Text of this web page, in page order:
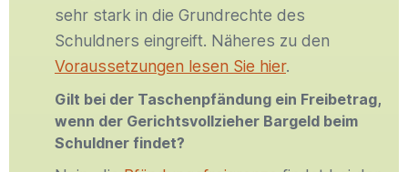
sehr stark in die Grundrechte des
Schuldners eingreift. Näheres zu den
Voraussetzungen lesen Sie hier.
Gilt bei der Taschenpfändung ein Freibetrag,
wenn der Gerichtsvollzieher Bargeld beim
Schuldner findet?